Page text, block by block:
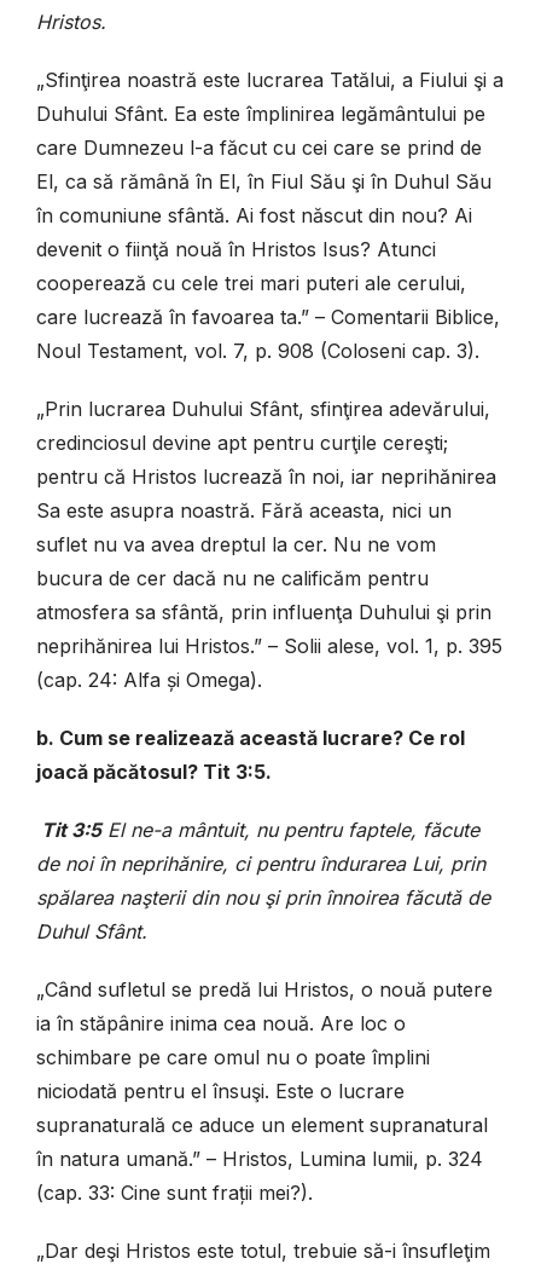
Hristos.
„Sfinţirea noastră este lucrarea Tatălui, a Fiului şi a
Duhului Sfânt. Ea este împlinirea legământului pe
care Dumnezeu l-a făcut cu cei care se prind de
El, ca să rămână în El, în Fiul Său şi în Duhul Său
în comuniune sfântă. Ai fost născut din nou? Ai
devenit o fiinţă nouă în Hristos Isus? Atunci
cooperează cu cele trei mari puteri ale cerului,
care lucrează în favoarea ta.” – Comentarii Biblice,
Noul Testament, vol. 7, p. 908 (Coloseni cap. 3).
„Prin lucrarea Duhului Sfânt, sfinţirea adevărului,
credinciosul devine apt pentru curţile cereşti;
pentru că Hristos lucrează în noi, iar neprihănirea
Sa este asupra noastră. Fără aceasta, nici un
suflet nu va avea dreptul la cer. Nu ne vom
bucura de cer dacă nu ne calificăm pentru
atmosfera sa sfântă, prin influenţa Duhului şi prin
neprihănirea lui Hristos.” – Solii alese, vol. 1, p. 395
(cap. 24: Alfa și Omega).
b. Cum se realizează această lucrare? Ce rol
joacă păcătosul? Tit 3:5.
Tit 3:5El ne-a mântuit, nu pentru faptele, făcute
de noi în neprihănire, ci pentru îndurarea Lui, prin
spălarea naşterii din nou şi prin înnoirea făcută de
Duhul Sfânt.
„Când sufletul se predă lui Hristos, o nouă putere
ia în stăpânire inima cea nouă. Are loc o
schimbare pe care omul nu o poate împlini
niciodată pentru el însuşi. Este o lucrare
supranaturală ce aduce un element supranatural
în natura umană.” – Hristos, Lumina lumii, p. 324
(cap. 33: Cine sunt frații mei?).
„Dar deşi Hristos este totul, trebuie să-i însufleţim